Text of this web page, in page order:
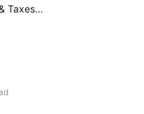
Taxes…